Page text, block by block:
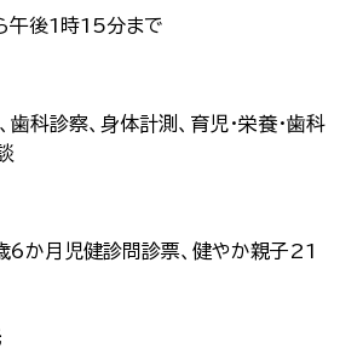
午後1時15分まで
歯科診察、身体計測、育児・栄養・歯科
6か月児健診問診票、健やか親子21